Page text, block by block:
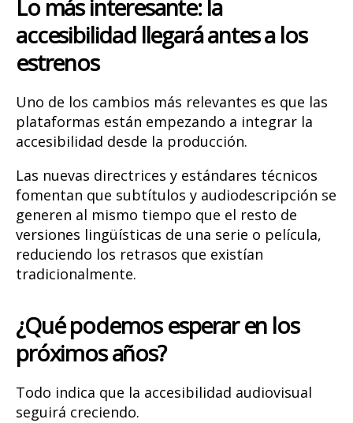
Lo más interesante: la
accesibilidad llegará antes a los
estrenos
Uno de los cambios más relevantes es que las
plataformas están empezando a integrar la
accesibilidad desde la producción.
Las nuevas directrices y estándares técnicos
fomentan que subtítulos y audiodescripción se
generen al mismo tiempo que el resto de
versiones lingüísticas de una serie o película,
reduciendo los retrasos que existían
tradicionalmente.
¿Qué podemos esperar en los
próximos años?
Todo indica que la accesibilidad audiovisual
seguirá creciendo.